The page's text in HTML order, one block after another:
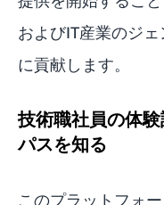
およびIT産業のジ
に貢献します。
技術職社員の体
パスを知る
このプラットフォ